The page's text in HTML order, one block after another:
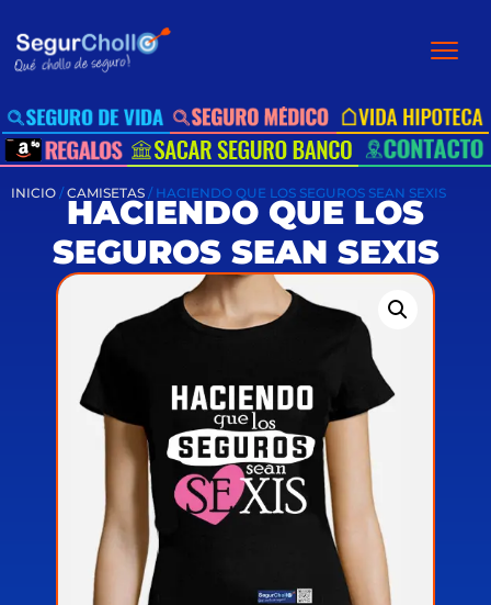
INICIO /CAMISETAS / HACIENDO QUE LOS SEGUROS SEAN SEXIS
HACIENDO QUE LOS
SEGUROS SEAN SEXIS